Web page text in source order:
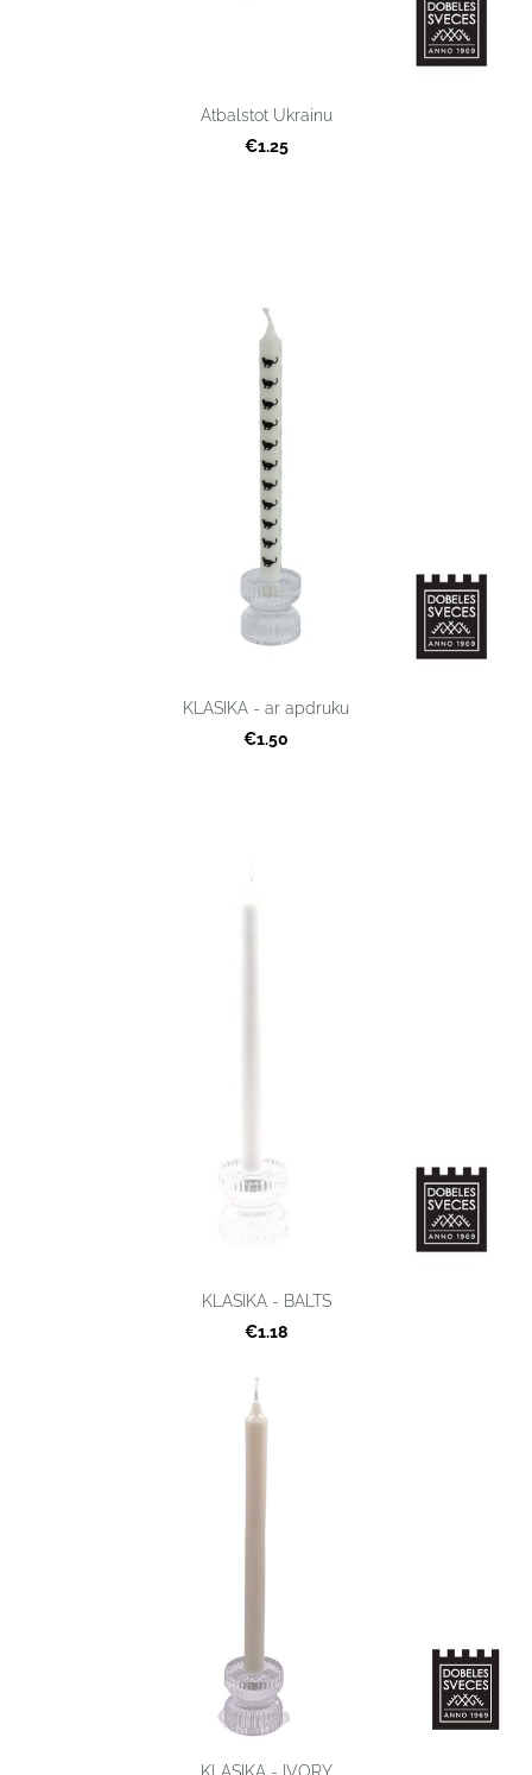
Atbalstot Ukrainu
€1.25
KLASIKA - ar apdruku
€1.50
KLASIKA - BALTS
€1.18